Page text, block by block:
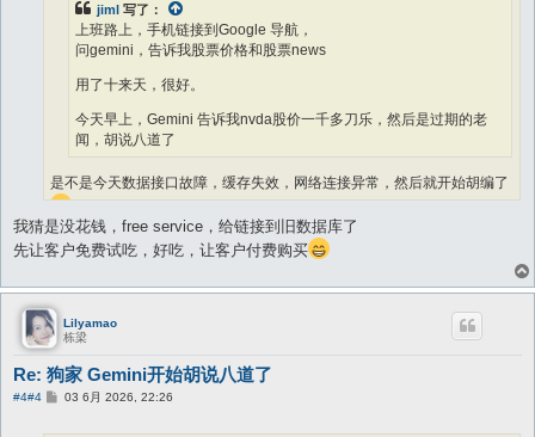
jiml 写了：
上班路上，手机链接到Google 导航，
问gemini，告诉我股票价格和股票news
用了十来天，很好。
今天早上，Gemini 告诉我nvda股价一千多刀乐，然后是过期的老
闻，胡说八道了
是不是今天数据接口故障，缓存失效，网络连接异常，然后就开始胡编了
我猜是没花钱，free service，给链接到旧数据库了
先让客户免费试吃，好吃，让客户付费购买
Lilyamao
栋梁
Re: 狗家 Gemini开始胡说八道了
#4#4
帖
03 6月 2026, 22:26